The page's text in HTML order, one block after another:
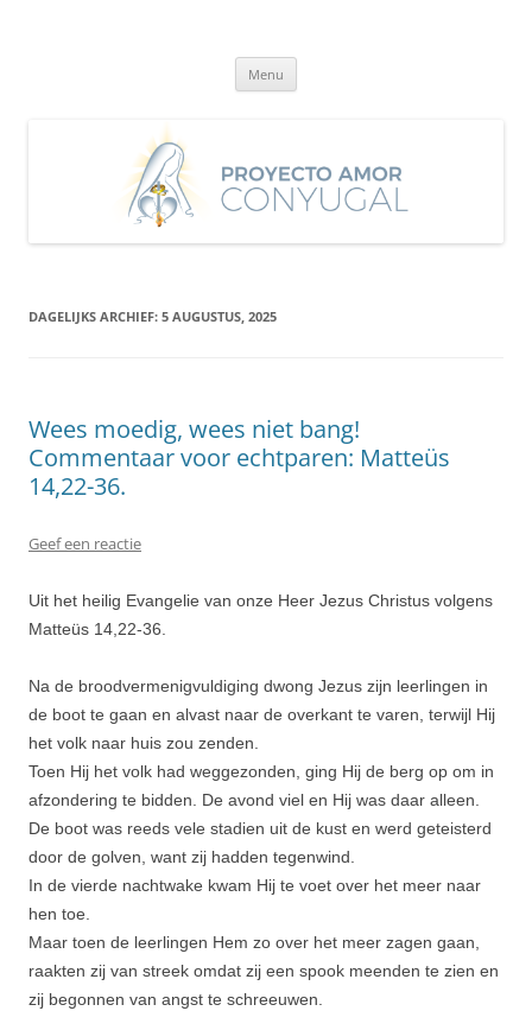
Menu
DAGELIJKS ARCHIEF: 5 AUGUSTUS, 2025
Wees moedig, wees niet bang!
Commentaar voor echtparen: Matteüs
14,22-36.
Geef een reactie
Uit het heilig Evangelie van onze Heer Jezus Christus volgens
Matteüs 14,22-36.
Na de broodvermenigvuldiging dwong Jezus zijn leerlingen in
de boot te gaan en alvast naar de overkant te varen, terwijl Hij
het volk naar huis zou zenden.
Toen Hij het volk had weggezon­den, ging Hij de berg op om in
afzondering te bidden. De avond viel en Hij was daar alleen.
De boot was reeds vele stadien uit de kust en werd geteisterd
door de golven, want zij hadden tegenwind.
In de vierde nachtwake kwam Hij te voet over het meer naar
hen toe.
Maar toen de leerlingen Hem zo over het meer zagen gaan,
raakten zij van streek omdat zij een spook meenden te zien en
zij begonnen van angst te schreeu­wen.